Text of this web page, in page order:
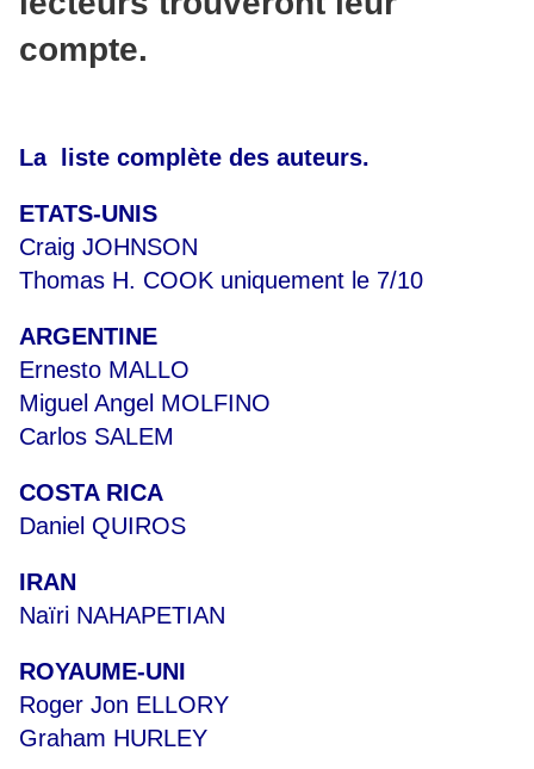
compte.
La liste complète des auteurs.
ETATS-UNIS
Craig JOHNSON
Thomas H. COOK uniquement le 7/10
ARGENTINE
Ernesto MALLO
Miguel Angel MOLFINO
Carlos SALEM
COSTA RICA
Daniel QUIROS
IRAN
Naïri NAHAPETIAN
ROYAUME-UNI
Roger Jon ELLORY
Graham HURLEY